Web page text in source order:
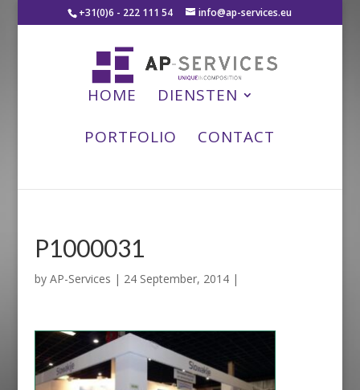
+31(0)6 - 222 111 54 info@ap-services.eu
HOME
DIENSTEN
PORTFOLIO
CONTACT
P1000031
by AP-Services | 24 September, 2014|